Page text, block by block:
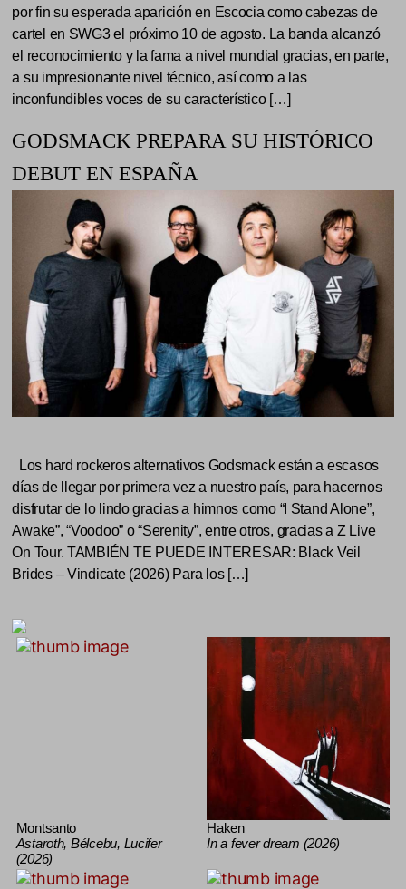
por fin su esperada aparición en Escocia como cabezas de
cartel en SWG3 el próximo 10 de agosto. La banda alcanzó
el reconocimiento y la fama a nivel mundial gracias, en parte,
a su impresionante nivel técnico, así como a las
inconfundibles voces de su característico […]
GODSMACK PREPARA SU HISTÓRICO
DEBUT EN ESPAÑA
Los hard rockeros alternativos Godsmack están a escasos
días de llegar por primera vez a nuestro país, para hacernos
disfrutar de lo lindo gracias a himnos como “I Stand Alone”,
Awake”, “Voodoo” o “Serenity”, entre otros, gracias a Z Live
On Tour. TAMBIÉN TE PUEDE INTERESAR: Black Veil
Brides – Vindicate (2026) Para los […]
Montsanto
Astaroth, Bélcebu, Lucifer
(2026)
Haken
In a fever dream (2026)